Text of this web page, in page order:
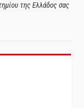
της Ελλάδος σας